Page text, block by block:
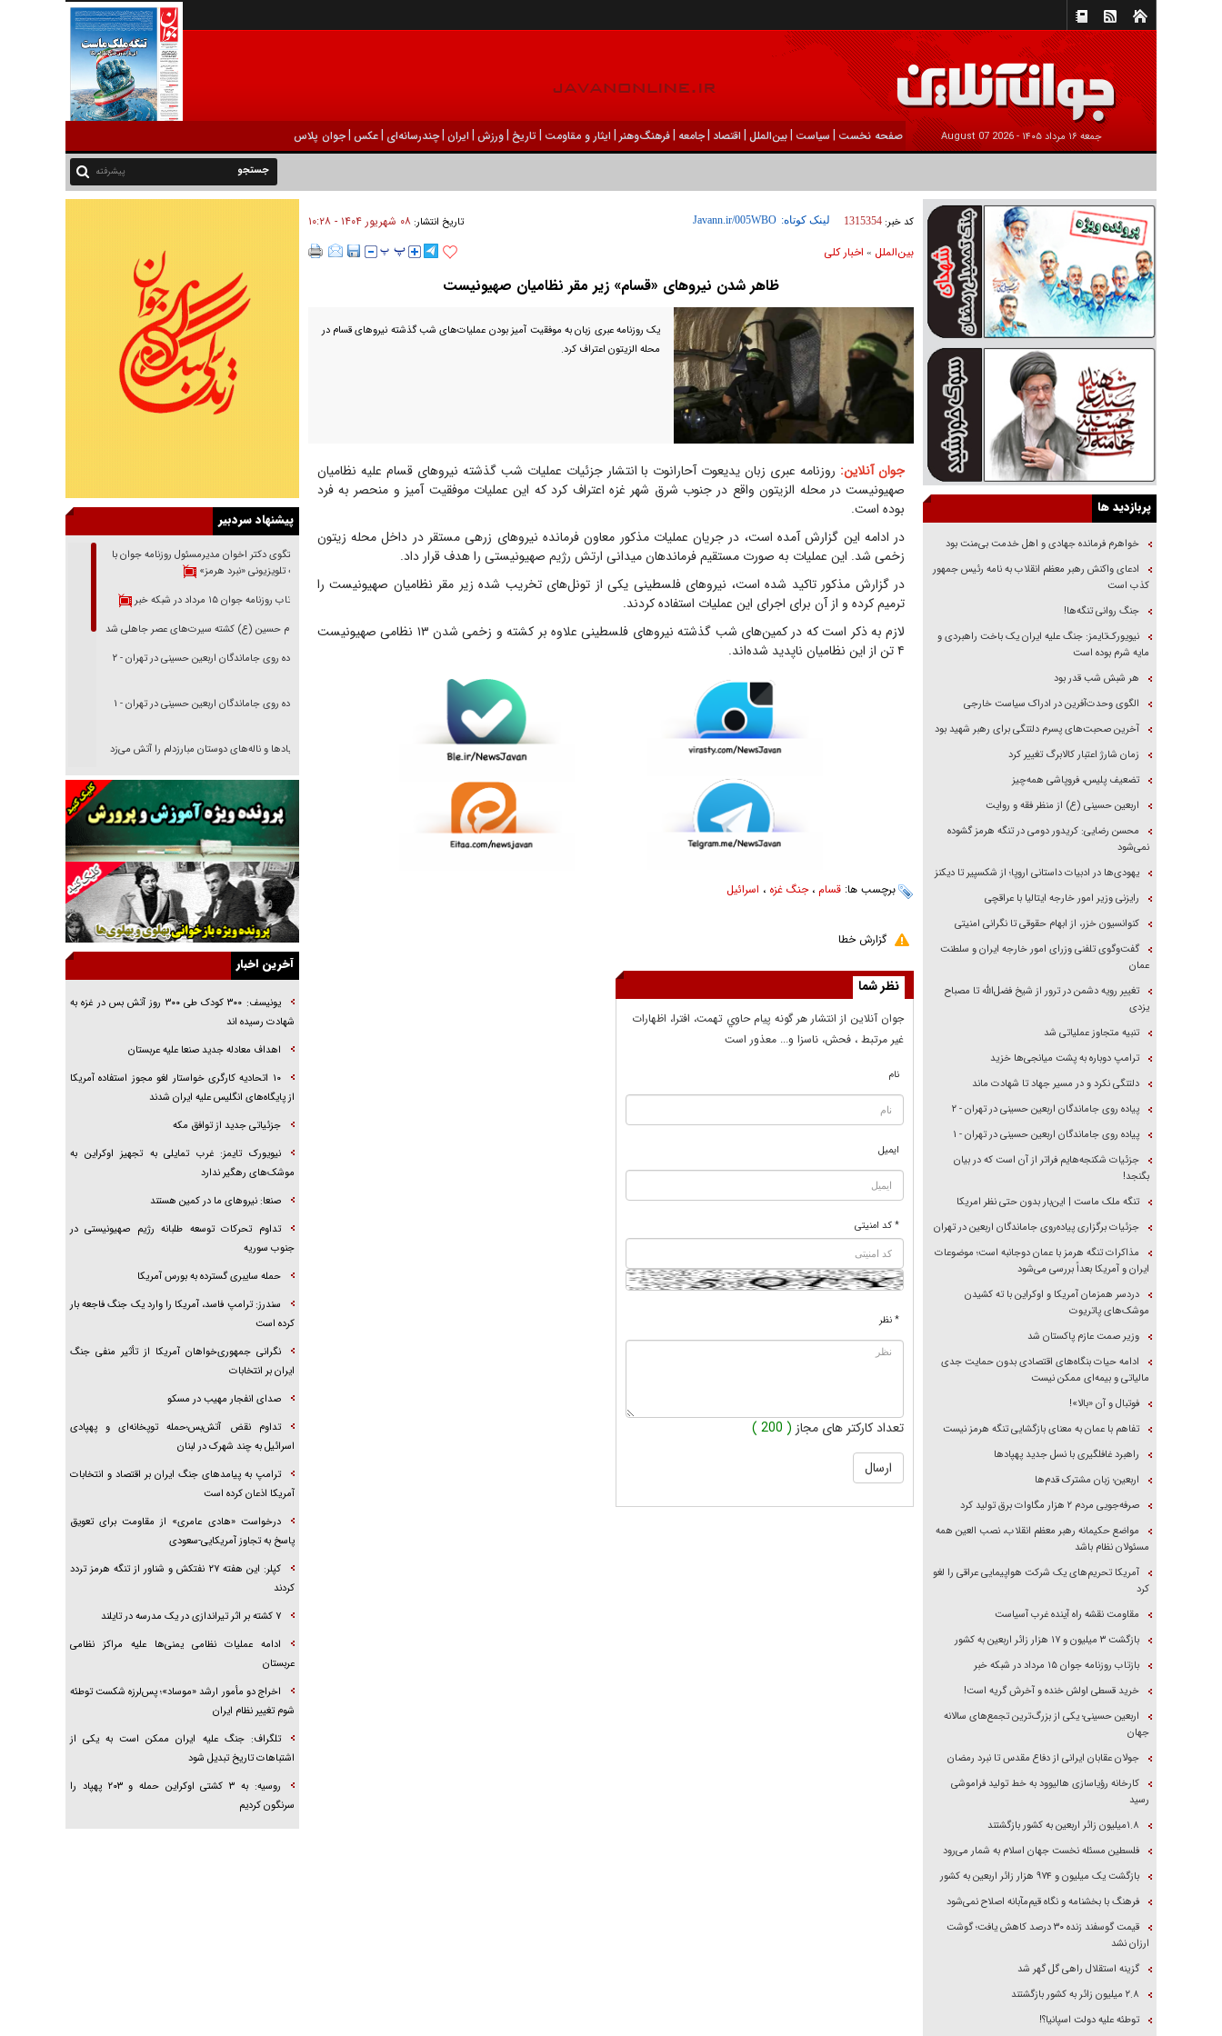
جمعه ۱۶ مرداد ۱۴۰۵ - 2026 August 07 صفحه نخست | سیاست |بين‌الملل | اقتصاد |جامعه |فرهنگ‌و‌هنر | ایثار و مقاومت |تاریخ |ورزش | ايران |چندرسانه‌ای |عکس |جوان پلاس
پیشرفته
کد خبر: 1315354 لینک کوتاه: تاریخ انتشار:۰۸ شهريور ۱۴۰۴ - ۱۰:۲۸
بين‌الملل » اخبار كلی
ظاهر شدن نیروهای «قسام» زیر مقر نظامیان صهیونیست
یک روزنامه عبری زبان به موفقیت آمیز بودن عملیات‌های شب گذشته نیروهای قسام در
محله الزیتون اعتراف کرد.
جوان آنلاین: روزنامه عبری زبان یدیعوت آحارانوت با انتشار جزئیات عملیات شب گذشته نیروهای قسام علیه نظامیان
صهیونیست در محله الزیتون واقع در جنوب شرق شهر غزه اعتراف کرد که این عملیات موفقیت آمیز و منحصر به فرد
بوده است.
در ادامه این گزارش آمده است، در جریان عملیات مذکور معاون فرمانده نیروهای زرهی مستقر در داخل محله زیتون
زخمی شد. این عملیات به صورت مستقیم فرماندهان میدانی ارتش رژیم صهیونیستی را هدف قرار داد.
در گزارش مذکور تاکید شده است، نیروهای فلسطینی یکی از تونل‌های تخریب شده زیر مقر نظامیان صهیونیست را
ترمیم کرده و از آن برای اجرای این عملیات استفاده کردند.
لازم به ذکر است که در کمین‌های شب گذشته نیروهای فلسطینی علاوه بر کشته و زخمی شدن ۱۳ نظامی صهیونیست
۴ تن از این نظامیان ناپدید شده‌اند.
برچسب ها: قسام،جنگ غزه ، اسرائیل
گزارش خطا
نظر شما
جوان آنلاين از انتشار هر گونه پيام حاوي تهمت، افترا، اظهارات
غير مرتبط ، فحش، ناسزا و... معذور است
نام
ایمیل
* کد امنیتی
* نظر
تعداد کارکتر های مجاز ( 200 )
پربازدید ها
خواهرم فرمانده جهادی و اهل خدمت بی‌منت بود
ادعای واکنش رهبر معظم انقلاب به نامه رئیس جمهور
کذب است
جنگ روانی تنگه‌ها!
نیویورک‌تایمز: جنگ علیه ایران یک باخت راهبردی و
مایه شرم بوده است
هر شبش شب قدر بود
الگوی وحدت‌آفرین در ادراک سیاست خارجی
آخرین صحبت‌های پسرم دلتنگی برای رهبر شهید بود
زمان شارژ اعتبار کالابرگ تغییر کرد
تضعیف پلیس، فروپاشی همه‌چیز
اربعین حسینی (ع) از منظر فقه و روایت
محسن رضایی: کریدور دومی در تنگه هرمز گشوده
نمی‌شود
یهودی‌ها در ادبیات داستانی اروپا؛ از شکسپیر تا دیکنز
رایزنی وزیر امور خارجه ایتالیا با عراقچی
کنوانسیون خزر، از ابهام حقوقی تا نگرانی امنیتی
گفت‌وگوی تلفنی وزرای امور خارجه ایران و سلطنت
عمان
تغییر رویه دشمن در ترور از شیخ فضل‌الله تا مصباح
یزدی
تنبیه متجاوز عملیاتی شد
ترامپ دوباره به پشت میانجی‌ها خزید
دلتنگی نکرد و در مسیر جهاد تا شهادت ماند
پیاده روی جاماندگان اربعین حسینی در تهران - ۲
پیاده روی جاماندگان اربعین حسینی در تهران - ۱
جزئیات شکنجه‌هایم فراتر از آن است که در بیان
بگنجد!
تنگه ملک ماست | این‌بار بدون حتی نظر امریکا
جزئیات برگزاری پیاده‌روی جاماندگان اربعین در تهران
مذاکرات تنگه هرمز با عمان دوجانبه است؛ موضوعات
ایران و آمریکا بعداً بررسی می‌شود
دردسر همزمان آمریکا و اوکراین با ته کشیدن
موشک‌های پاتریوت
وزیر صمت عازم پاکستان شد
ادامه حیات بنگاه‌های اقتصادی بدون حمایت جدی
مالیاتی و بیمه‌ای ممکن نیست
فوتبال و آن «بالا»!
تفاهم با عمان به معنای بازگشایی تنگه هرمز نیست
راهبرد غافلگیری با نسل جدید پهپاد‌ها
اربعین؛ زبان مشترک قدم‌ها
صرفه‌جویی مردم ۲ هزار مگاوات برق تولید کرد
مواضع حکیمانه رهبر معظم انقلاب، نصب العین همه
مسئولان نظام باشد
آمریکا تحریم‌های یک شرکت هواپیمایی عراقی را لغو
کرد
مقاومت نقشه راه آینده غرب آسیاست
بازگشت ۳ میلیون و ۱۷ هزار زائر اربعین به کشور
بازتاب روزنامه جوان ۱۵ مرداد در شبکه خبر
خرید قسطی اولش خنده و آخرش گریه است!
اربعین حسینی؛ یکی از بزرگ‌ترین تجمع‌های سالانه
جهان
جولان عقابان ایرانی از دفاع مقدس تا نبرد رمضان
کارخانه رؤیاسازی هالیوود به خط تولید فراموشی
رسید
۱.۸میلیون زائر اربعین به کشور بازگشتند
فلسطین مسئله نخست جهان اسلام به شمار می‌رود
بازگشت یک میلیون و ۹۷۴ هزار زائر اربعین به کشور
فرهنگ با بخشنامه و نگاه قیم‌مآبانه اصلاح نمی‌شود
قیمت گوسفند زنده ۳۰ درصد کاهش یافت؛ گوشت
ارزان نشد
گزینه استقلال راهی گل گهر شد
۲.۸ میلیون زائر به کشور بازگشتند
توطئه علیه دولت اسپانیا؟!
پیشنهاد سردبیر
گفتگوی دکتر اخوان مدیرمسئول روزنامه جوان با
برنامه تلویزیونی «نبرد هرمز»
بازتاب روزنامه جوان ۱۵ مرداد در شبکه خبر
امام حسین (ع) کشته سیرت‌های عصر جاهلی شد
پیاده روی جاماندگان اربعین حسینی در تهران - ۲
پیاده روی جاماندگان اربعین حسینی در تهران - ۱
فریاد‌ها و ناله‌های دوستان مبارزدلم را آتش می‌زد
تغییر رویه دشمن در ترور از شیخ فضل‌الله تا مصباح
خرید قسطی اولش خنده و آخرش گریه است!
فوتبال و آن «بالا»!
راهبرد غافلگیری با نسل جدید پهپاد‌ها
جنجال پزشکان تقلبی در صنعت زیبایی
یهودی‌ها در ادبیات داستانی اروپا؛ از شکسپیر تا
دیکنز
خواهرم فرمانده جهادی و اهل خدمت بی‌منت بود
جزئیات شکنجه‌هایم فراتر از آن است که در بیان
بگنجد!
گزارش «جوان» از قوانین سخت‌گیرانه ۶ قاره در
برابر یورش به پاسگاه‌های پلیس
آخرین اخبار
یونیسف: ۳۰۰ کودک طی ۳۰۰ روز آتش بس در غزه به
شهادت رسیده اند
اهداف معادله جدید صنعا علیه عربستان
۱۰ اتحادیه کارگری خواستار لغو مجوز استفاده آمریکا
از پایگاه‌های انگلیس علیه ایران شدند
جزئیاتی جدید از توافق مکه
نیویورک تایمز: غرب تمایلی به تجهیز اوکراین به
موشک‌های رهگیر ندارد
صنعا: نیروهای ما در کمین‌ هستند
تداوم تحرکات توسعه طلبانه رژیم صهیونیستی در
جنوب سوریه
حمله سایبری گسترده به بورس آمریکا
سندرز: ترامپ فاسد، آمریکا را وارد یک جنگ فاجعه بار
کرده است
نگرانی جمهوری‌خواهان آمریکا از تأثیر منفی جنگ
ایران بر انتخابات
صدای انفجار مهیب در مسکو
تداوم نقض آتش‌بس؛حمله توپخانه‌ای و پهپادی
اسرائیل به چند شهرک در لبنان
ترامپ به پیامدهای جنگ ایران بر اقتصاد و انتخابات
آمریکا اذعان کرده است
درخواست «هادی عامری» از مقاومت برای تعویق
پاسخ به تجاوز آمریکایی-سعودی
کپلر: این هفته ۲۷ نفتکش و شناور از تنگه هرمز تردد
کردند
۷ کشته بر اثر تیراندازی در یک مدرسه در تایلند
ادامه عملیات نظامی یمنی‌ها علیه مراکز نظامی
عربستان
اخراج دو مأمور ارشد «موساد»؛ پس‌لرزه شکست توطئه
شوم تغییر نظام ایران
تلگراف: جنگ علیه ایران ممکن است به یکی از
اشتباهات تاریخ تبدیل شود
روسیه: به ۳ کشتی اوکراین حمله و ۲۰۳ پهپاد را
سرنگون کردیم